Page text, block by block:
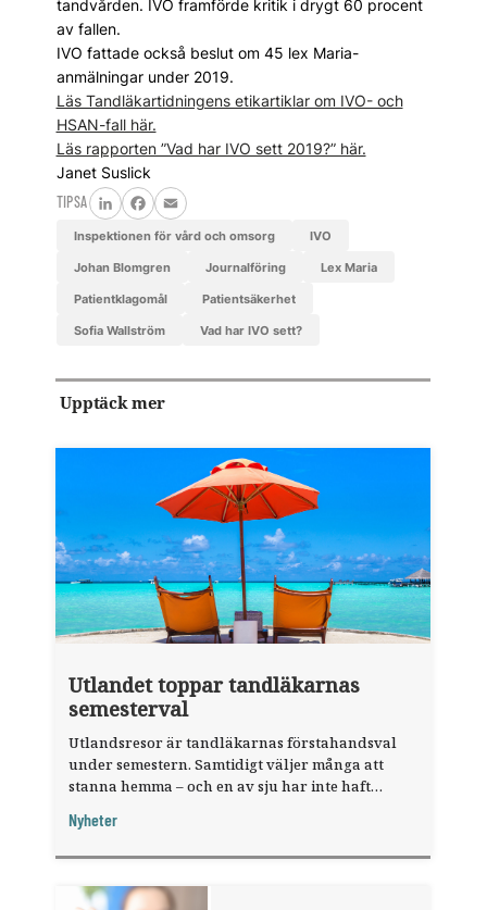
tandvården. IVO framförde kritik i drygt 60 procent
av fallen.
IVO fattade också beslut om 45 lex Maria-
anmälningar under 2019.
Läs Tandläkartidningens etikartiklar om IVO- och
HSAN-fall här.
Läs rapporten ”Vad har IVO sett 2019?” här.
Janet Suslick
TIPSA
LinkedInFacebook
Email
Inspektionen för vård och omsorg IVO
Johan Blomgren journalföring Lex Maria
patientklagomål patientsäkerhet
Sofia Wallström Vad har IVO sett?
Upptäck mer
Utlandet toppar tandläkarnas
semesterval
Utlandsresor är tandläkarnas förstahandsval
under semestern. Samtidigt väljer många att
stanna hemma – och en av sju har inte haft
fråga".
Nyheter